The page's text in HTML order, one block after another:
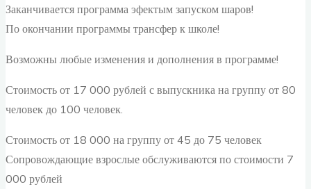
Заканчивается программа эфектым запуском шаров!
По окончании программы трансфер к школе!
Возможны любые изменения и дополнения в программе!
Стоимость от 17 000 рублей с выпускника на группу от 80
человек до 100 человек.
Стоимость от 18 000 на группу от 45 до 75 человек
Сопровождающие взрослые обслуживаются по стоимости 7
000 рублей